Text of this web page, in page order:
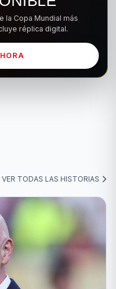
la Copa Mundial más
réplica digital.
VER TODAS LAS HISTORIAS